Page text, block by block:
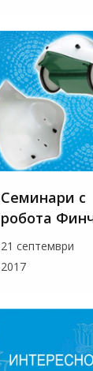
Семинари с
робота
21 септември
2017